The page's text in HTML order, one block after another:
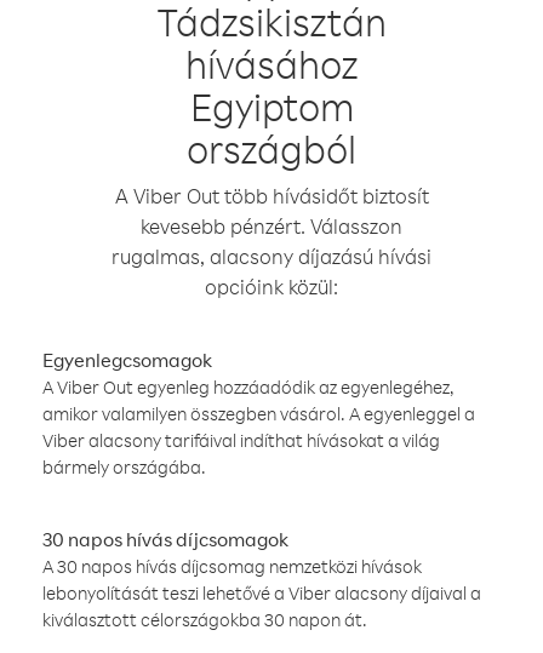
Tádzsikisztán
hívásához
Egyiptom
országból
A Viber Out több hívásidőt biztosít
kevesebb pénzért. Válasszon
rugalmas, alacsony díjazású hívási
opcióink közül:
Egyenlegcsomagok
A Viber Out egyenleg hozzáadódik az egyenlegéhez,
amikor valamilyen összegben vásárol. A egyenleggel a
Viber alacsony tarifáival indíthat hívásokat a világ
bármely országába.
30 napos hívás díjcsomagok
A 30 napos hívás díjcsomag nemzetközi hívások
lebonyolítását teszi lehetővé a Viber alacsony díjaival a
kiválasztott célországokba 30 napon át.